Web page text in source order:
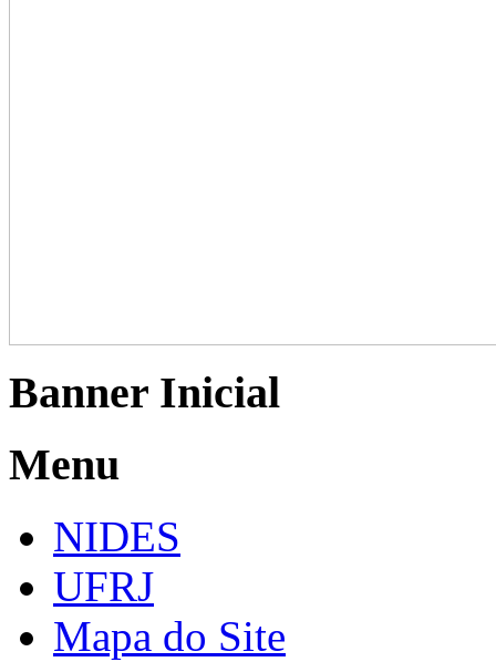
Banner Inicial
Menu
NIDES
UFRJ
Mapa do Site